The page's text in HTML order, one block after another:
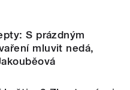
S prázdným
mluvit nedá,